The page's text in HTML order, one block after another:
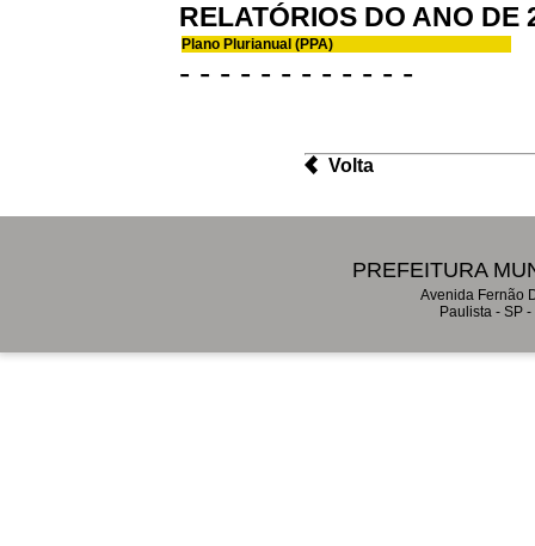
RELATÓRIOS DO ANO DE
Plano Plurianual (PPA)
- - - - - - - - - - - -
Volta
PREFEITURA
Avenida Fernão
Paulista - SP